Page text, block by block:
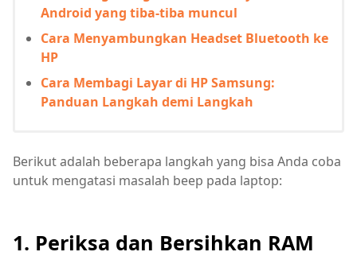
Android yang tiba-tiba muncul
Cara Menyambungkan Headset Bluetooth ke
HP
Cara Membagi Layar di HP Samsung:
Panduan Langkah demi Langkah
Berikut adalah beberapa langkah yang bisa Anda coba
untuk mengatasi masalah beep pada laptop:
1. Periksa dan Bersihkan RAM